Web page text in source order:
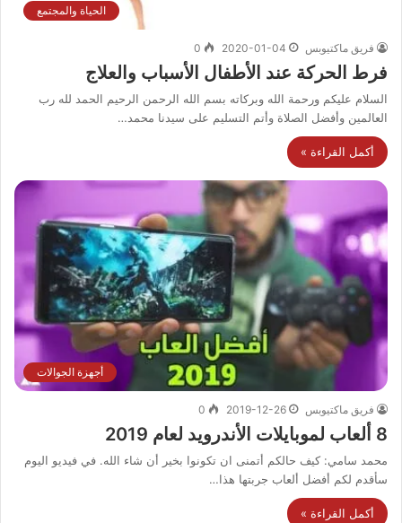
الحياة والمجتمع
فريق ماكتيوبس 2020-01-04
0
فرط الحركة عند الأطفال الأسباب والعلاج
السلام عليكم ورحمة الله وبركاته بسم الله الرحمن الرحيم الحمد لله رب
العالمين وأفضل الصلاة وأتم التسليم على سيدنا محمد…
أكمل القراءة »
أجهزة الجوالات
فريق ماكتيوبس 2019-12-26
0
8 ألعاب لموبايلات الأندرويد لعام 2019
محمد سامي: كيف حالكم أتمنى ان تكونوا بخير أن شاء الله. في فيديو اليوم
سأقدم لكم أفضل ألعاب جربتها هذا…
أكمل القراءة »